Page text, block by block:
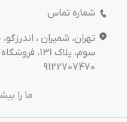
شماره تماس
تهران، شمیران ،
سوم، پلاک
9122707470
ما را